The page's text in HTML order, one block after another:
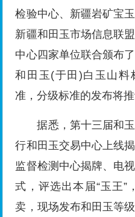
检验中心、新疆岩矿宝
新疆和田玉市场信息联
中心四家单位联合颁布
和田玉(于田)白玉山料
准，分级标准的发布将
据悉，第十三届和
行和田玉交易中心上线
监督检测中心揭牌、电
式，评选出本届“玉王”
卖，现场发布和田玉等